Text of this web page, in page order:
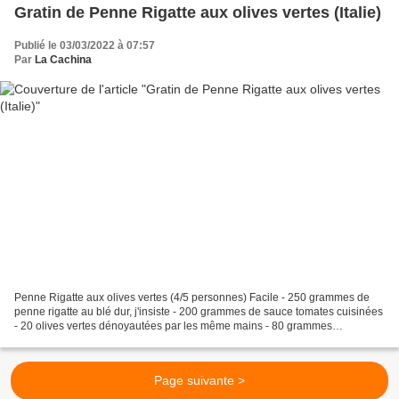
Gratin de Penne Rigatte aux olives vertes (Italie)
Publié le 03/03/2022 à 07:57
Par La Cachina
Penne Rigatte aux olives vertes (4/5 personnes) Facile - 250 grammes de
penne rigatte au blé dur, j'insiste - 200 grammes de sauce tomates cuisinées
- 20 olives vertes dénoyautées par les même mains - 80 grammes
Page suivante >